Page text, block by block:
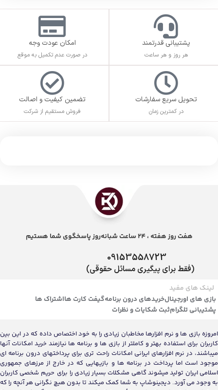
پشتیبانی قدرتمند
هر روز و هر ساعت
امکان عودت وجه
در صورت عدم تکمیل به موقع
تحویل سریع سفارشات
در کمترین زمان
تضمین کیفیت و اصالت
فروش مستقیم از شرکت
هفت روز هفته ، 24 ساعت شبانه‌روز پاسخگوی شما هستیم
09153558723
(فقط برای پیگیری مسائل حقوقی)
لینک های مفید
بازی های اورجینالخریدهای درون برنامهگیفت کارت هااشتراک ها
پشتیبانی تلگرامثبت شکایات و نظرات
امروزه بازی ها و نرم افزارها مخاطبان زیادی را به خود اختصاص داده که در این بین
کاربران برای استفاده بهتر و کاملتر از بازی ها و برنامه ها نیازمند خرید امکانات آنها
میباشند، در نرم افزارهای ایرانی امکانات راحت تری برای پرداختهای درون برنامه ای
موجود است اما پرداخت در برنامه ها و بازیهایی که در خارج از مرزهای جمهوری
اسلامی ایران تولید میشوند گاهی مشکلات بسیار زیادی را برای حریم شخصی کاربران
به وجود می آورد. دیجینوشاپ به شما کمک میکند تا بدون هیچ نگرانی هر آنچه را که